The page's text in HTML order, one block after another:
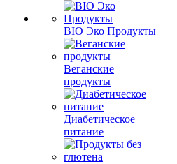
BIO Эко Продукты
Веганские
продукты
Диабетическое
питание